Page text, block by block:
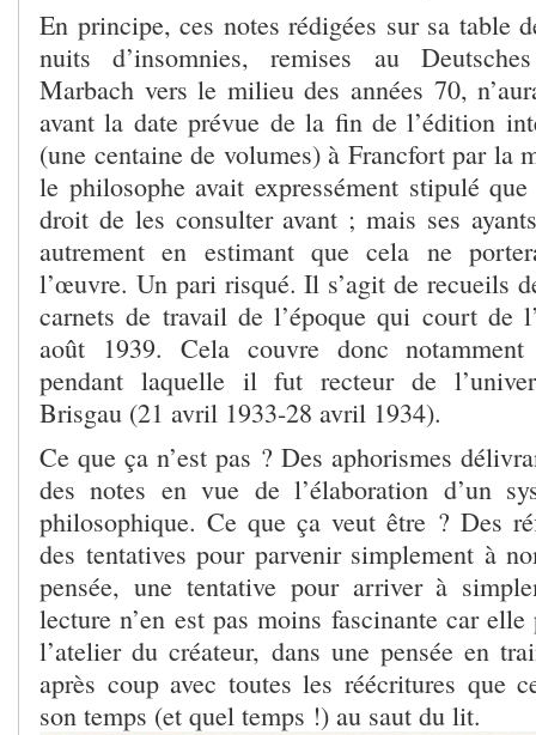
En principe, ces notes rédigées sur sa table
nuits d’insomnies, remises au
Marbach vers le milieu des années 70,
avant la date prévue de la fin de l’édition
(une centaine de volumes) à Francfort par la
le philosophe avait expressément stipulé
droit de les consulter avant ; mais ses
autrement en estimant que cela ne
l’œuvre. Un pari risqué. Il s’agit de recueils
carnets de travail de l’époque qui court de
août 1939. Cela couvre donc
pendant laquelle il fut recteur de
Brisgau (21 avril 1933-28 avril 1934).
Ce que ça n’est pas ? Des aphorismes
des notes en vue de l’élaboration d’un
philosophique. Ce que ça veut être ? Des
des tentatives pour parvenir simplement à
pensée, une tentative pour arriver à
lecture n’en est pas moins fascinante car elle
l’atelier du créateur, dans une pensée en
après coup avec toutes les réécritures que
son temps (et quel temps !) au saut du lit.